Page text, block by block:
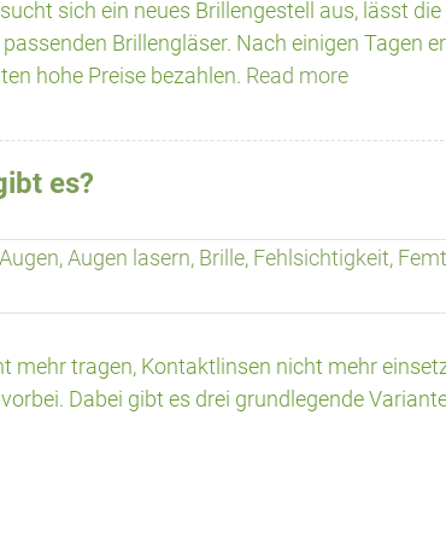
sich ein neues Brillengestell aus, lässt die
Brillengläser. Nach einigen Tagen
hohe Preise bezahlen. Read more
es?
Augen,Augen lasern, Brille, Fehlsichtigkeit,
mehr tragen, Kontaktlinsen nicht mehr
Dabei gibt es drei grundlegende